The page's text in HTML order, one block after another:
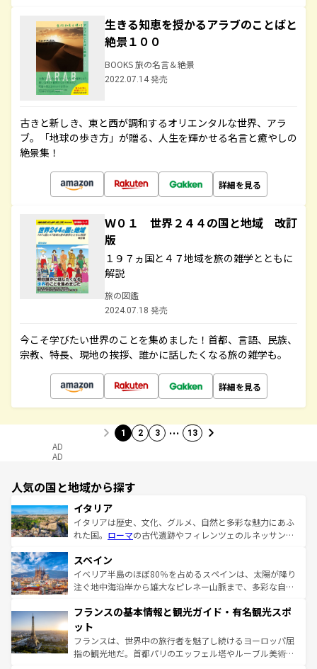
生きる知恵を授かるアラブのことばと
絶景１００
BOOKS 旅の名言＆絶景
2022.07.14 発売
古きと新しき、東と西が調和するオリエンタルな世界、アラ
ブ。「地球の歩き方」が贈る、人生を輝かせる名言と癒やしの
絶景集！
詳細を見る
Ｗ０１ 世界２４４の国と地域 改訂
版
１９７ヵ国と４７地域を旅の雑学とともに
解説
旅の図鑑
2024.07.18 発売
今こそ学びたい世界のことを集めました！首都、言語、民族、
宗教、特長、現地の挨拶、誰かに話したくなる旅の雑学も。
詳細を見る
1 2 3 … 13
AD
AD
人気の国と地域から探す
イタリア
イタリアは歴史、文化、グルメ、自然と多彩な魅力にあふ
れた国。 ローマの古代遺跡やフィレンツェのルネッサンス
ろん、トスカーナの美しい田園風景やアマルフィ海岸の絶
景など、自然景観も見逃せない。観光の合間には、本場の
ピザやパスタなど、絶品のイタリア料理を堪能することも
ませてくれるイタリアで、忘れられない旅をしてみよう！
なお、新着のイタリア情報は
しい。
スペイン
イベリア半島のほぼ80％を占めるスペインは、太陽が降り
注ぐ地中海沿岸から雄大なピレネー山脈まで、多彩な自然
文化が根付くこの国では、情熱的なフラメンコ、熱気あふ
れる闘牛、そして美味しいタパスが生活の一部となってい
る。首都マドリードの洗練された雰囲気や、バルセロナの
アートに溢れた街角から、地方では古代ローマ遺跡や中世
フランスの基本情報と観光ガイド・有名観光スポ
ット
フランスは、世界中の旅行者を魅了し続けるヨーロッパ屈
指の観光地だ。首都パリのエッフェル塔やルーブル美術館